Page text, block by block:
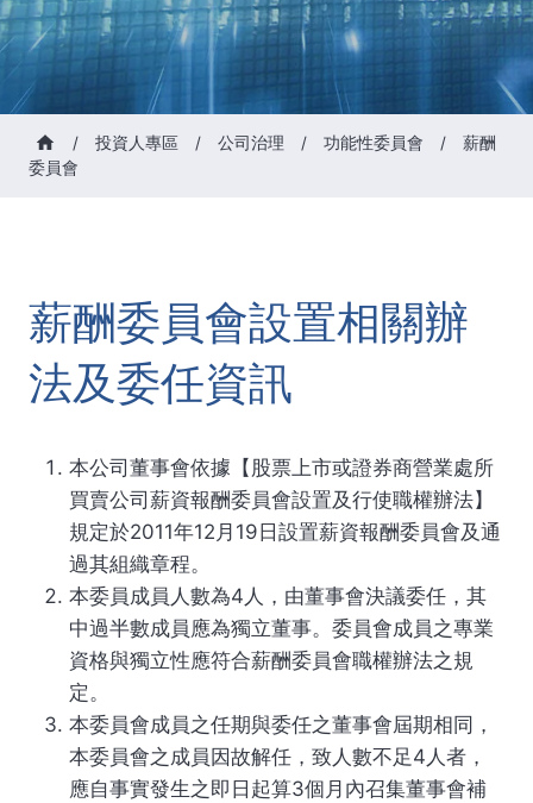
/ 投資人專區 / 公司治理 / 功能性委員會 /
薪酬
委員會
薪酬委員會設置相關辦
法及委任資訊
本公司董事會依據【股票上市或證券商營業處所
買賣公司薪資報酬委員會設置及行使職權辦法】
規定於2011年12月19日設置薪資報酬委員會及通
過其組織章程。
本委員成員人數為4人，由董事會決議委任，其
中過半數成員應為獨立董事。委員會成員之專業
資格與獨立性應符合薪酬委員會職權辦法之規
定。
本委員會成員之任期與委任之董事會屆期相同，
本委員會之成員因故解任，致人數不足4人者，
應自事實發生之即日起算3個月內召集董事會補